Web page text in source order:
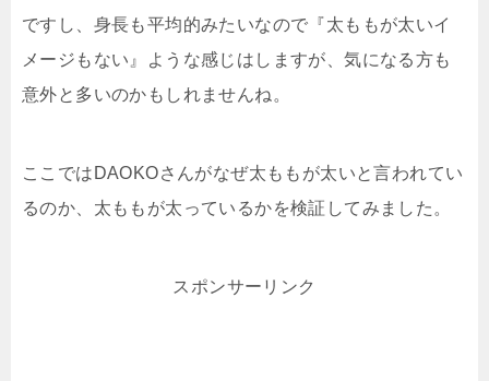
ですし、身長も平均的みたいなので『太ももが太いイ
メージもない』ような感じはしますが、気になる方も
意外と多いのかもしれませんね。
ここではDAOKOさんがなぜ太ももが太いと言われてい
るのか、太ももが太っているかを検証してみました。
スポンサーリンク